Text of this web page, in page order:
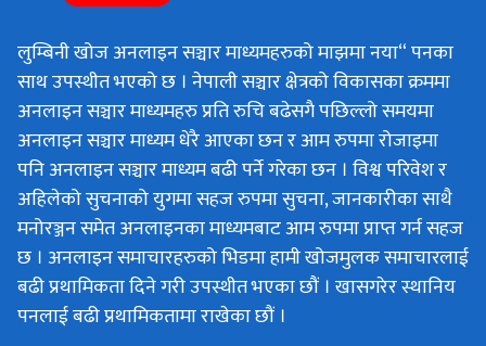
लुम्बिनी खोज अनलाइन सञ्चार माध्यमहरुको माझमा नया“ पनका
साथ उपस्थीत भएको छ । नेपाली सञ्चार क्षेत्रको विकासका क्रममा
अनलाइन सञ्चार माध्यमहरु प्रति रुचि बढेसगै पछिल्लो समयमा
अनलाइन सञ्चार माध्यम धेरै आएका छन र आम रुपमा रोजाइमा
पनि अनलाइन सञ्चार माध्यम बढी पर्ने गरेका छन । विश्व परिवेश र
अहिलेको सुचनाको युगमा सहज रुपमा सुचना, जानकारीका साथै
मनोरञ्जन समेत अनलाइनका माध्यमबाट आम रुपमा प्राप्त गर्न सहज
छ । अनलाइन समाचारहरुको भिडमा हामी खोजमुलक समाचारलाई
बढी प्रथामिकता दिने गरी उपस्थीत भएका छौं । खासगरेर स्थानिय
पनलाई बढी प्रथामिकतामा राखेका छौं ।